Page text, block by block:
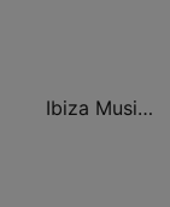
Ibiza Music Experience